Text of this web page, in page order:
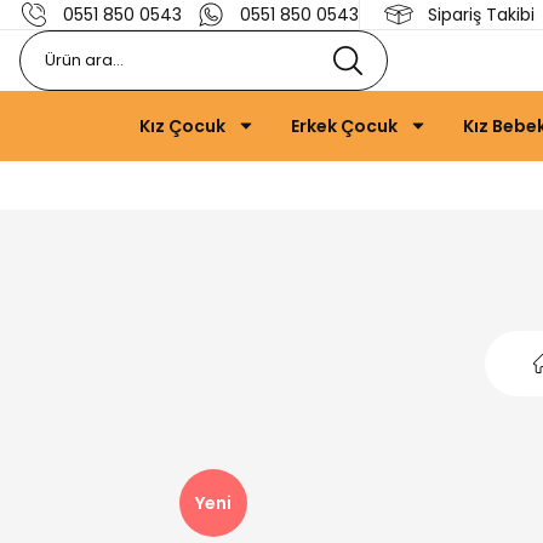
0551 850 0543 0551 850 0543 Sipariş Takibi
Kız Çocuk Erkek Çocuk Kız
Yeni